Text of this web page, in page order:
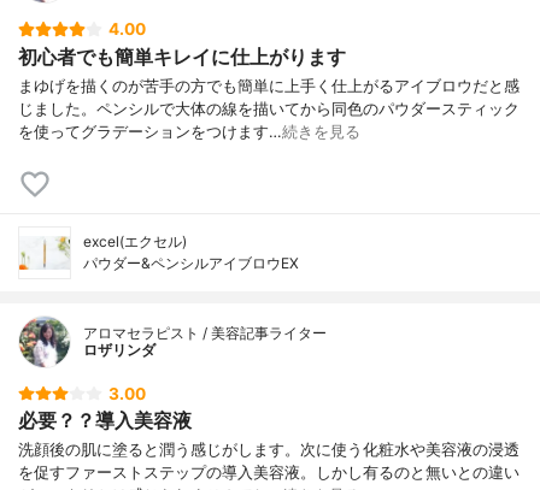
4.00
初心者でも簡単キレイに仕上がります
まゆげを描くのが苦手の方でも簡単に上手く仕上がるアイブロウだと感
じました。ペンシルで大体の線を描いてから同色のパウダースティック
を使ってグラデーションをつけます…続きを見る
excel(エクセル)
パウダー&ペンシルアイブロウEX
アロマセラピスト / 美容記事ライター
ロザリンダ
3.00
必要？？導入美容液
洗顔後の肌に塗ると潤う感じがします。次に使う化粧水や美容液の浸透
を促すファーストステップの導入美容液。しかし有るのと無いとの違い